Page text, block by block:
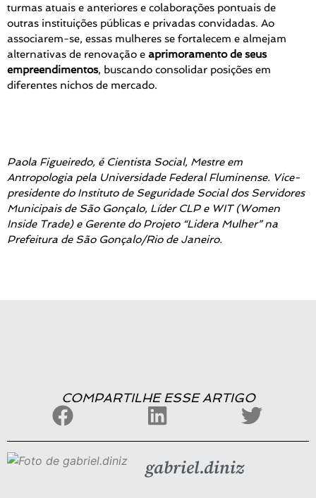
turmas atuais e anteriores e colaborações pontuais de
outras instituições públicas e privadas convidadas. Ao
associarem-se, essas mulheres se fortalecem e almejam
alternativas de renovação e aprimoramento de seus
empreendimentos, buscando consolidar posições em
diferentes nichos de mercado.
Paola Figueiredo, é Cientista Social, Mestre em
Antropologia pela Universidade Federal Fluminense. Vice-
presidente do Instituto de Seguridade Social dos Servidores
Municipais de São Gonçalo, Líder CLP e WIT (Women
Inside Trade) e Gerente do Projeto “Lidera Mulher” na
Prefeitura de São Gonçalo/Rio de Janeiro.
COMPARTILHE ESSE ARTIGO
gabriel.diniz